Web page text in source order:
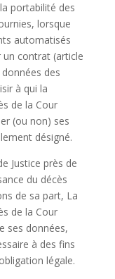
portabilité des
lorsque
automatisés
contrat (article
des
à qui la
de la Cour
(ou non) ses
désigné.
Justice près de
du décès
de sa part, La
de la Cour
ses données,
à des fins
légale.